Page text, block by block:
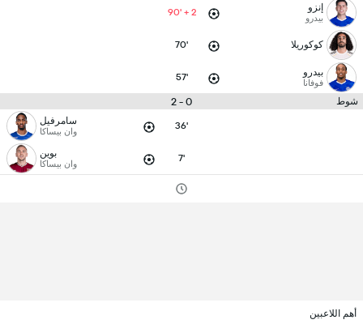
إنزو
بيدرو 90' + 2
كوكوريلا 70'
بيدرو
فوفانا 57'
شوط 0 - 2
36' سامرفيل
وان بيساكا
7' بوين
وان بيساكا
أهم اللاعبين